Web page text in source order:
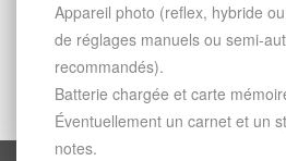
Appareil photo (reflex, hybride
de réglages manuels ou semi-
recommandés).
Batterie chargée et carte
Éventuellement un carnet et un
notes.